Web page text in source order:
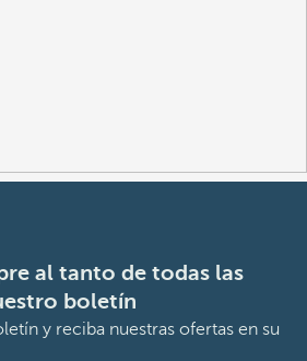
al tanto de todas las
boletín
y reciba nuestras ofertas en su